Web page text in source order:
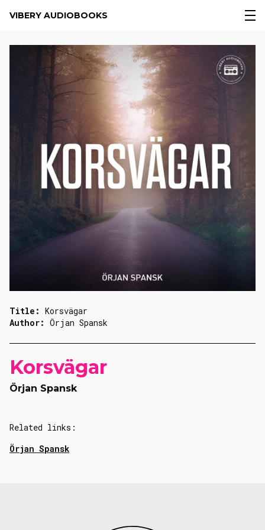
VIBERY AUDIOBOOKS
Korsvägar
Örjan Spansk
Related links:
Örjan Spansk
Title: Korsvägar
Author: Örjan Spansk